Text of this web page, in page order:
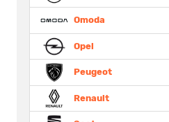
Omoda
Opel
Peugeot
Renault